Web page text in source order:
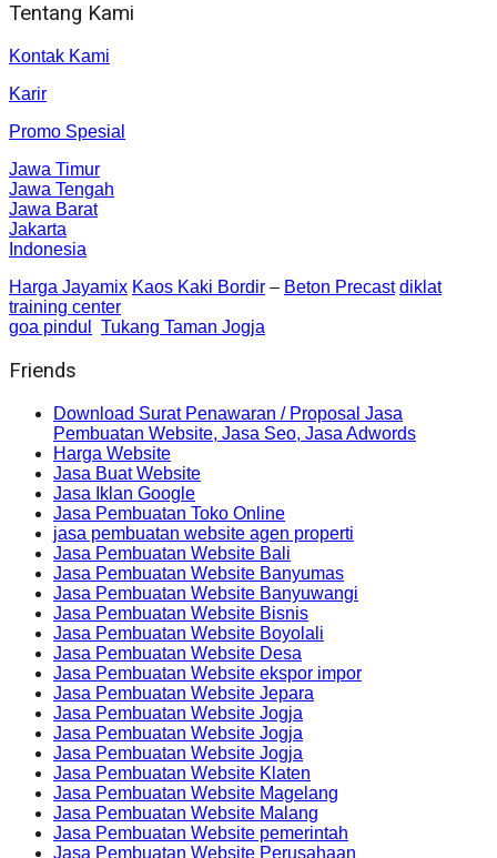
Tentang Kami
Kontak Kami
Karir
Promo Spesial
Jawa Timur
Jawa Tengah
Jawa Barat
Jakarta
Indonesia
Harga Jayamix Kaos Kaki Bordir – Beton Precast diklat
training center
goa pindul
Tukang Taman Jogja
Friends
Download Surat Penawaran / Proposal Jasa
Pembuatan Website, Jasa Seo, Jasa Adwords
Harga Website
Jasa Buat Website
Jasa Iklan Google
Jasa Pembuatan Toko Online
jasa pembuatan website agen properti
Jasa Pembuatan Website Bali
Jasa Pembuatan Website Banyumas
Jasa Pembuatan Website Banyuwangi
Jasa Pembuatan Website Bisnis
Jasa Pembuatan Website Boyolali
Jasa Pembuatan Website Desa
Jasa Pembuatan Website ekspor impor
Jasa Pembuatan Website Jepara
Jasa Pembuatan Website Jogja
Jasa Pembuatan Website Jogja
Jasa Pembuatan Website Jogja
Jasa Pembuatan Website Klaten
Jasa Pembuatan Website Magelang
Jasa Pembuatan Website Malang
Jasa Pembuatan Website pemerintah
Jasa Pembuatan Website Perusahaan